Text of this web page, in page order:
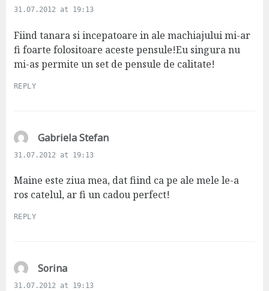
a
s
:
31.07.2012 at 19:13
Fiind tanara si incepatoare in ale machiajului mi-ar
fi foarte folositoare aceste pensule!Eu singura nu
mi-as permite un set de pensule de calitate!
REPLY
Gabriela Stefans
s
:
31.07.2012 at 19:13
Maine este ziua mea, dat fiind ca pe ale mele le-a
ros catelul, ar fi un cadou perfect!
REPLY
Sorinas
a
31.07.2012 at 19:13